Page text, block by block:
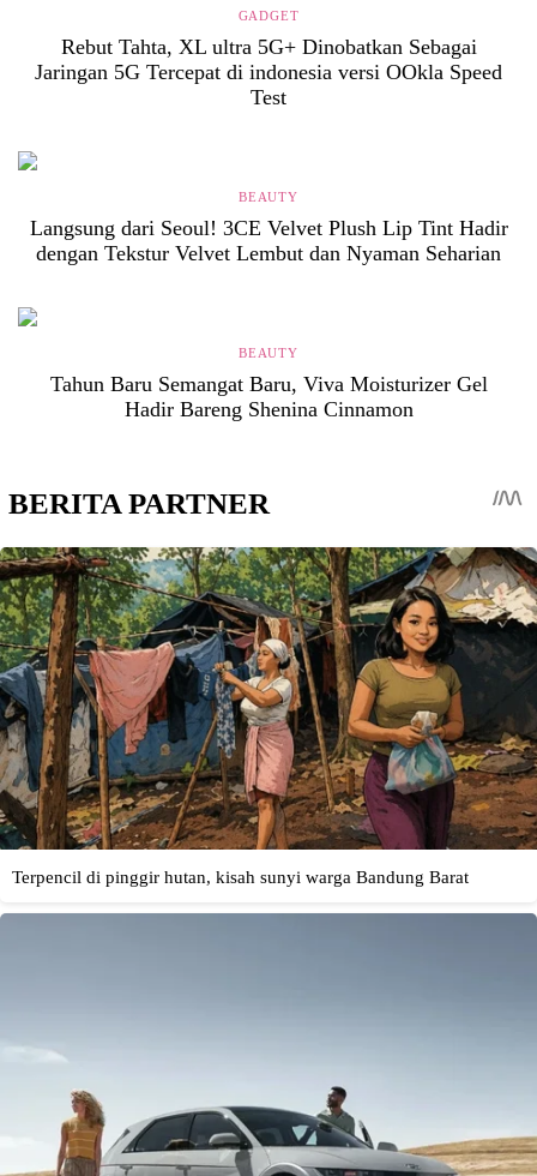
GADGET
Rebut Tahta, XL ultra 5G+ Dinobatkan Sebagai
Jaringan 5G Tercepat di indonesia versi OOkla Speed
Test
BEAUTY
Langsung dari Seoul! 3CE Velvet Plush Lip Tint Hadir
dengan Tekstur Velvet Lembut dan Nyaman Seharian
BEAUTY
Tahun Baru Semangat Baru, Viva Moisturizer Gel
Hadir Bareng Shenina Cinnamon